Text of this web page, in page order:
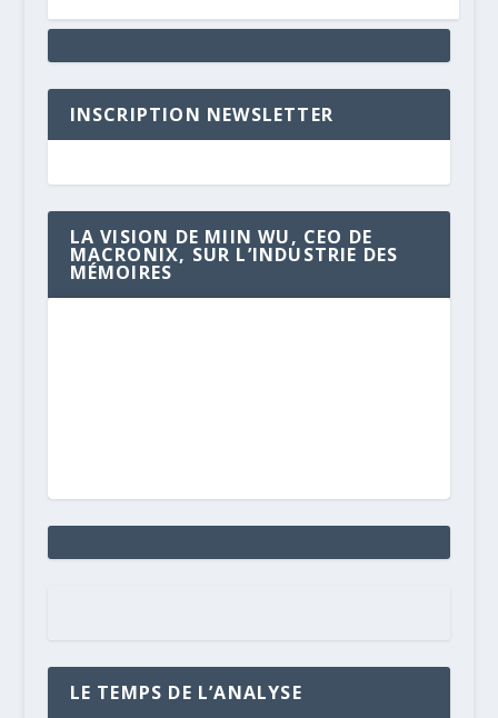
INSCRIPTION NEWSLETTER
LA VISION DE MIIN WU, CEO DE
MACRONIX, SUR L’INDUSTRIE DES
MÉMOIRES
LE TEMPS DE L’ANALYSE